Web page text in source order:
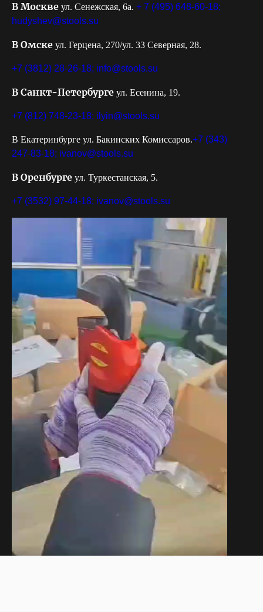
В Москве ул. Сенежская, 6а. + 7 (495) 648-60-18;
hudyshev@stools.su
В Омске ул. Герцена, 270/ул. 33 Северная, 28.
+7 (3812) 28-26-18; info@stools.su
В Санкт-Петербурге ул. Есенина, 19.
+7 (812) 748-23-18; ilyin@stools.su
В Екатеринбурге ул. Бакинских Комиссаров.+7 (343)
247-83-18; ivanov@stools.su
В Оренбурге ул. Туркестанская, 5.
+7 (3532) 97-44-18; ivanov@stools.su